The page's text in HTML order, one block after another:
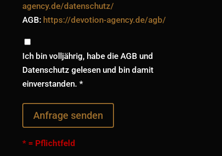
agency.de/datenschutz/
AGB: https://devotion-agency.de/agb/
Ich bin volljährig, habe die AGB und
Datenschutz gelesen und bin damit
einverstanden. *
* = Pflichtfeld